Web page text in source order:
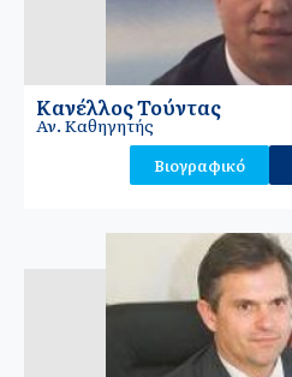
Κανέλλος Τούντας
Αν. Καθηγητής
Βιογραφικό